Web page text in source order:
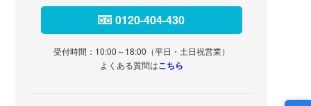
0120-404-430
受付時間：10:00～18:00（平日・土日祝営業）
よくある質問はこちら